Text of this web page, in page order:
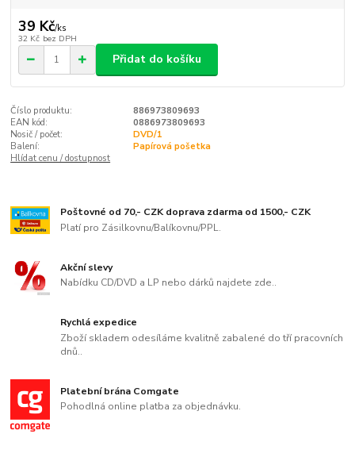
39 Kč/ks
32 Kč bez DPH
Přidat do košíku
Číslo produktu:
886973809693
EAN kód:
0886973809693
Nosič / počet:
DVD/1
Balení:
Papírová pošetka
Hlídat cenu / dostupnost
Poštovné od 70,- CZK doprava zdarma od 1500,- CZK
Platí pro Zásilkovnu/Balíkovnu/PPL.
Akční slevy
Nabídku CD/DVD a LP nebo dárků najdete zde..
Rychlá expedice
Zboží skladem odesíláme kvalitně zabalené do tří pracovních
dnů..
Platební brána Comgate
Pohodlná online platba za objednávku.